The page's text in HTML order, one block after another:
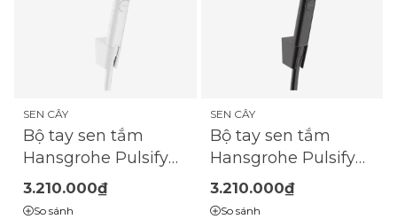
SEN CÂY
Bộ tay sen tắm
Hansgrohe Pulsify
Select S 105 Matt
White Relaxation
3.210.000₫
So sánh
SEN CÂY
Bộ tay sen tắm
Hansgrohe Pulsify
Select S 105 Matt
Black Relaxation
3.210.000₫
So sánh